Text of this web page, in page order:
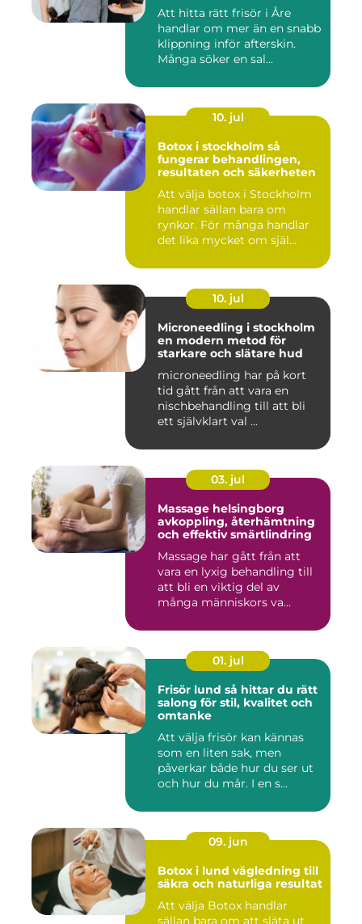
Att hitta rätt frisör i Åre
handlar om mer än en snabb
klippning inför afterskin.
Många söker en sal...
10. jul
Botox i stockholm så
fungerar behandlingen,
resultaten och säkerheten
Att välja botox i Stockholm
handlar sällan bara om
rynkor. För många handlar
det lika mycket om själ...
10. jul
Microneedling i stockholm
en modern metod för
starkare och slätare hud
microneedling har på kort
tid gått från att vara en
nischbehandling till att bli
ett självklart val ...
03. jul
Massage helsingborg
avkoppling, återhämtning
och effektiv smärtlindring
Massage har gått från att
vara en lyxig behandling till
att bli en viktig del av
många människors va...
01. jul
Frisör lund så hittar du rätt
salong för stil, kvalitet och
omtanke
Att välja frisör kan kännas
som en liten sak, men
påverkar både hur du ser ut
och hur du mår. I en s...
09. jun
Botox i lund vägledning till
säkra och naturliga resultat
Att välja Botox handlar
sällan bara om att släta ut